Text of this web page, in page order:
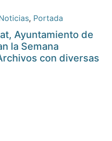
, Portada
Ayuntamiento de
la Semana
con diversas